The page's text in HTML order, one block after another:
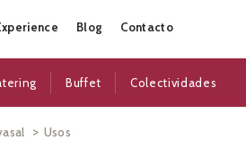
Blog Contacto
Buffet Colectividades
> Usos